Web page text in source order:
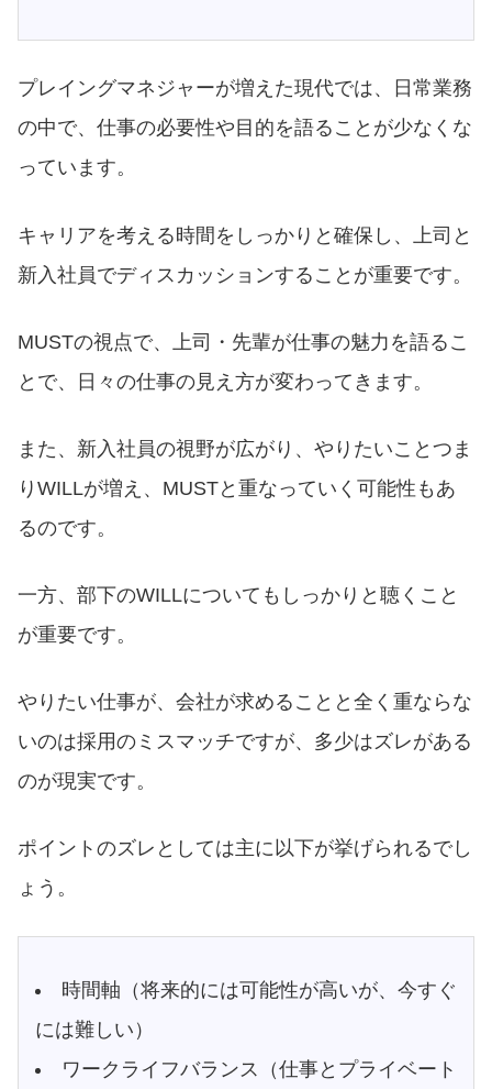
プレイングマネジャーが増えた現代では、日常業務
の中で、仕事の必要性や目的を語ることが少なくな
っています。
キャリアを考える時間をしっかりと確保し、上司と
新入社員でディスカッションすることが重要です。
MUSTの視点で、上司・先輩が仕事の魅力を語るこ
とで、日々の仕事の見え方が変わってきます。
また、新入社員の視野が広がり、やりたいことつま
りWILLが増え、MUSTと重なっていく可能性もあ
るのです。
一方、部下のWILLについてもしっかりと聴くこと
が重要です。
やりたい仕事が、会社が求めることと全く重ならな
いのは採用のミスマッチですが、多少はズレがある
のが現実です。
ポイントのズレとしては主に以下が挙げられるでし
ょう。
時間軸（将来的には可能性が高いが、今すぐ
には難しい）
ワークライフバランス（仕事とプライベート